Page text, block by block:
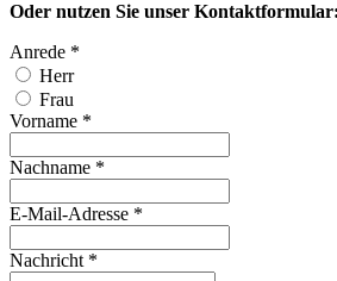
Oder nutzen Sie unser Kontaktformular:
Anrede *
Herr
Frau
Vorname *
Nachname *
E-Mail-Adresse *
Nachricht *